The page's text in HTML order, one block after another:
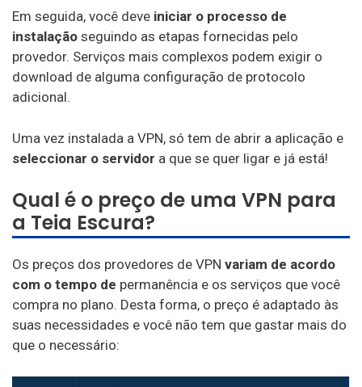
Em seguida, você deve iniciar o processo de
instalação seguindo as etapas fornecidas pelo
provedor. Serviços mais complexos podem exigir o
download de alguma configuração de protocolo
adicional.
Uma vez instalada a VPN, só tem de abrir a aplicação e
seleccionar o servidor a que se quer ligar e já está!
Qual é o preço de uma VPN para
a Teia Escura?
Os preços dos provedores de VPN variam de acordo
com o tempo de permanência e os serviços que você
compra no plano. Desta forma, o preço é adaptado às
suas necessidades e você não tem que gastar mais do
que o necessário: